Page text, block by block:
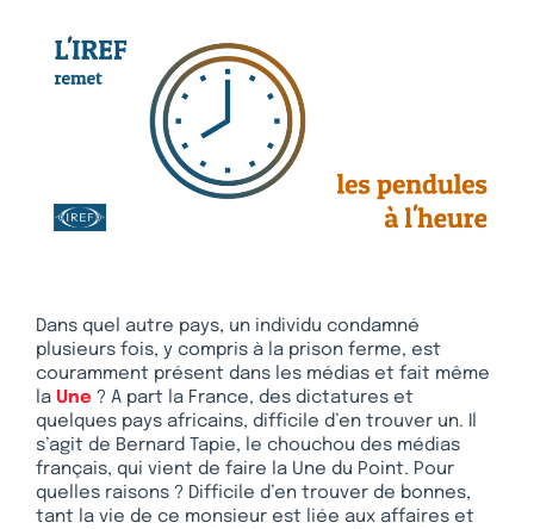
Dans quel autre pays, un individu condamné
plusieurs fois, y compris à la prison ferme, est
couramment présent dans les médias et fait même
la Une ? A part la France, des dictatures et
quelques pays africains, difficile d’en trouver un. Il
s’agit de Bernard Tapie, le chouchou des médias
français, qui vient de faire la Une du Point. Pour
quelles raisons ? Difficile d’en trouver de bonnes,
tant la vie de ce monsieur est liée aux affaires et